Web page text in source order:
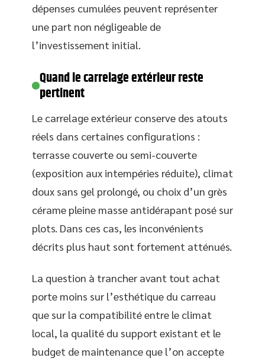
dépenses cumulées peuvent représenter
une part non négligeable de
l’investissement initial.
Quand le carrelage extérieur reste
pertinent
Le carrelage extérieur conserve des atouts
réels dans certaines configurations :
terrasse couverte ou semi-couverte
(exposition aux intempéries réduite), climat
doux sans gel prolongé, ou choix d’un grès
cérame pleine masse antidérapant posé sur
plots. Dans ces cas, les inconvénients
décrits plus haut sont fortement atténués.
La question à trancher avant tout achat
porte moins sur l’esthétique du carreau
que sur la compatibilité entre le climat
local, la qualité du support existant et le
budget de maintenance que l’on accepte